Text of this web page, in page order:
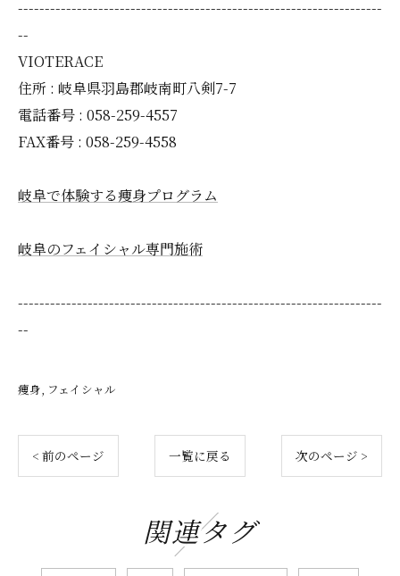
--------------------------------------------------------------------
--
VIOTERACE
住所 : 岐阜県羽島郡岐南町八剣7-7
電話番号 : 058-259-4557
FAX番号 : 058-259-4558
岐阜で体験する痩身プログラム
岐阜のフェイシャル専門施術
--------------------------------------------------------------------
--
痩身 フェイシャル
< 前のページ 一覧に戻る 次のページ >
関連タグ